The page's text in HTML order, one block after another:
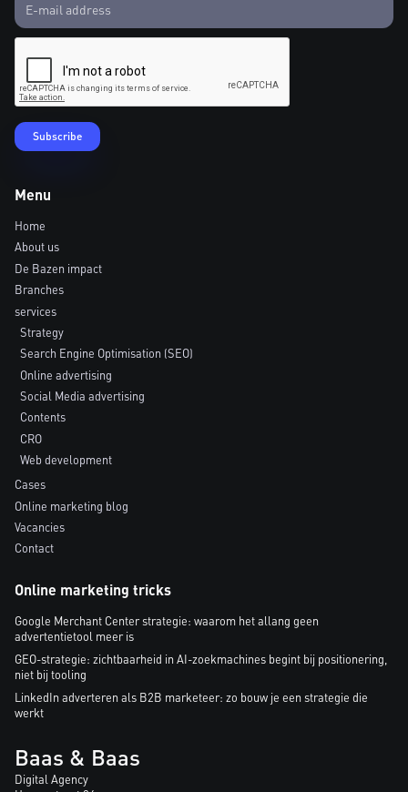
Menu
Home
About us
De Bazen impact
Branches
services
Strategy
Search Engine Optimisation (SEO)
Online advertising
Social Media advertising
Contents
CRO
Web development
Cases
Online marketing blog
Vacancies
Contact
Online marketing tricks
Google Merchant Center strategie: waarom het allang geen
advertentietool meer is
GEO-strategie: zichtbaarheid in AI-zoekmachines begint bij positionering,
niet bij tooling
LinkedIn adverteren als B2B marketeer: zo bouw je een strategie die
werkt
Baas & Baas
Digital Agency